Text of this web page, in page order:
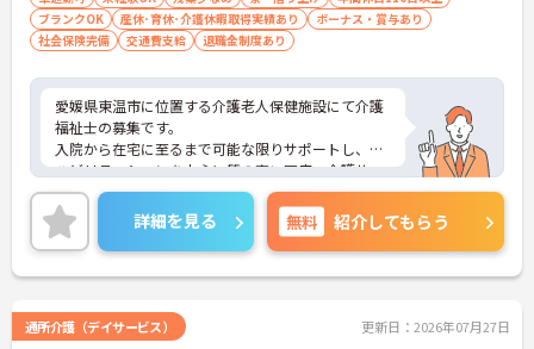
ブランクOK
産休･育休･介護休暇取得実績あり
ボーナス・賞与あり
社会保険完備
交通費支給 退職金制度あり
愛媛県東温市に位置する介護老人保健施設にて介護
福祉士の募集です。
入院から在宅に至るまで可能な限りサポートし、リ
ハビリテーションを中心に質の高い医療・介護サー
ビスを目指している法人です。
アトムグループとして複数の施設を運営されてお
り、幅広い経験を積むことができます。ご興味をお
持ちの方は是非お問い合わせください！
詳細を見る 無料 紹介してもらう
通所介護（デイサービス） 更新日：2026年07月27日